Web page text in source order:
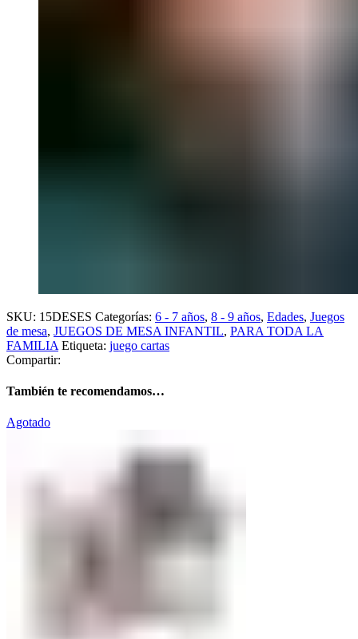
SKU: 15DESES Categorías: 6 - 7 años, 8 - 9 años, Edades, Juegos
de mesa, JUEGOS DE MESA INFANTIL, PARA TODA LA
FAMILIA Etiqueta: juego cartas
Compartir:
También te recomendamos…
Agotado